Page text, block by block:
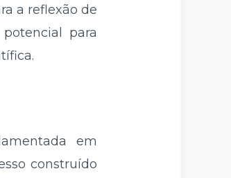
a reflexão de
para
em
construído